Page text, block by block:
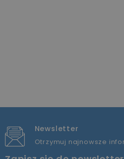
Newsletter
Otrzymuj najnowsze